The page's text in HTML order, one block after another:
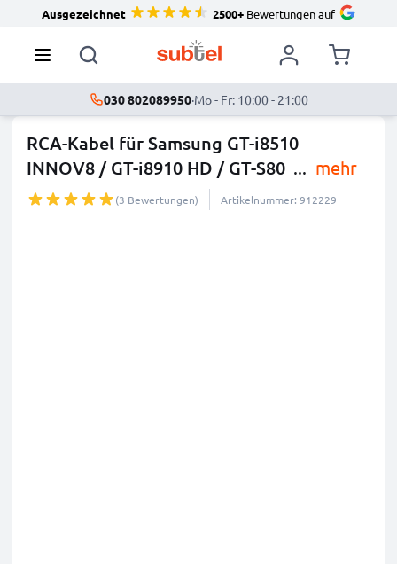
Ausgezeichnet 2500+Bewertungen auf
030 802089950·Mo - Fr: 10:00 - 21:00
RCA-Kabel für Samsung GT-i8510
INNOV8 / GT-i8910 HD / GT-S80 ... mehr
(3 Bewertungen) Artikelnummer: 912229